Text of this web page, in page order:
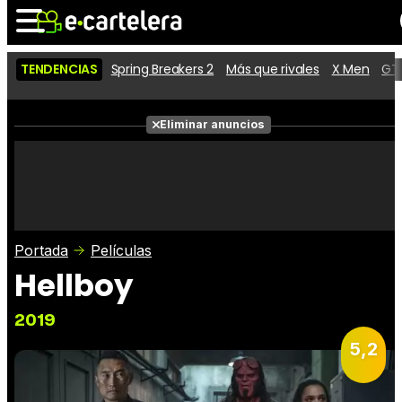
Noticias Cartelera
Películas
Críticas
TENDENCIAS Spring Breakers 2 Más que rivales X Men
Eliminar anuncios
Portada Películas
Hellboy
2019
5,2